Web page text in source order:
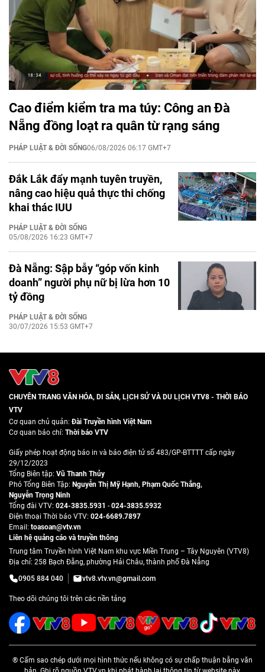
Cao điểm kiểm tra ma túy: Công an Đà
Nẵng đồng loạt ra quân từ rạng sáng
PHÁP LUẬT & ĐỜI SỐNG06/08/2026 06:17 GMT+7
Đắk Lắk đẩy mạnh tuyên truyền,
nâng cao hiệu quả thực thi chống
khai thác IUU
PHÁP LUẬT & ĐỜI SỐNG
05/08/2026 16:23 GMT+7
Đà Nẵng: Sập bẫy “góp vốn kinh
doanh” người phụ nữ bị lừa hơn 10
tỷ đồng
PHÁP LUẬT & ĐỜI SỐNG
30/07/2026 15:53 GMT+7
CHUYÊN TRANG VĂN HÓA, DI SẢN, LỊCH SỬ VÀ DU LỊCH VTV8 - THỜI BÁO
VTV
Cơ quan chủ quản:Đài Truyền hình Việt Nam
Cơ quan báo chí: Thời báo VTV
Giấy phép hoạt động báo in và báo điện tử số 483/GP-BTTTT cấp ngày
29/12/2023
Tổng Biên tập: Vũ Thanh Thủy
Phó Tổng Biên Tập: Nguyễn Thị Mỹ Hạnh, Phạm Quốc Thắng,
Nguyễn Trọng Ninh
Tổng đài VTV: 024-3835.5931 - 024-3835.5932
Ðiện thoại Thời báo VTV: 024-6689.7897
Email: toasoan@vtv.vn
Liên hệ quảng cáo và truyền thông
Trung tâm Truyền hình Việt Nam khu vực Miền Trung – Tây Nguyên (VTV8)
Địa chỉ: 258 Bạch Đằng, phường Hải Châu, thành phố Đà Nẵng
0905 884 040
vtv8.vtv.vn@gmail.com
Theo dõi chúng tôi trên các nền tảng
® Cấm sao chép dưới mọi hình thức nếu không có sự chấp thuận bằng văn